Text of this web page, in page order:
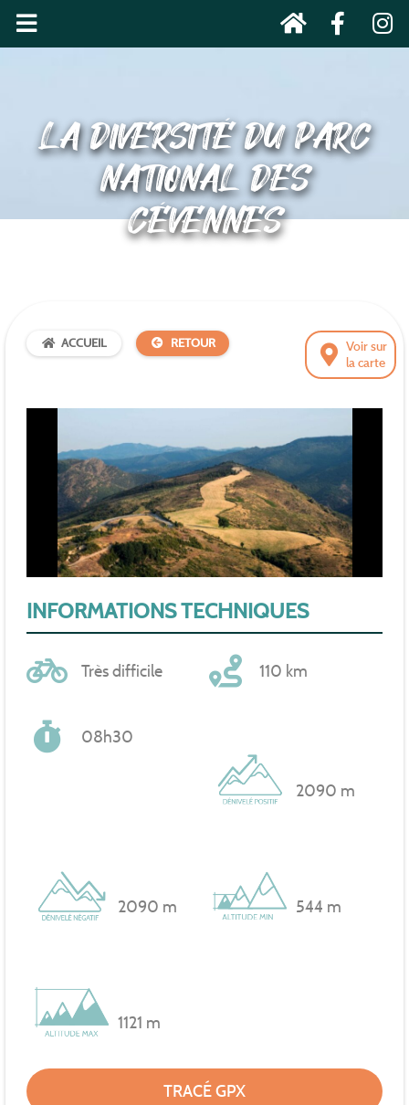
LA DIVERSITÉ DU PARC
NATIONAL DES
CÉVENNES
Voir sur
la carte
ACCUEIL RETOUR
INFORMATIONS TECHNIQUES
Très difficile 110 km
08h30
2090 m
2090 m 544 m
1121 m
TRACÉ GPX